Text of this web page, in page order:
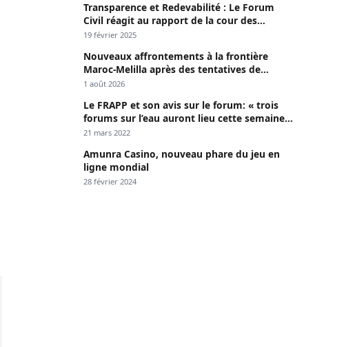
Transparence et Redevabilité : Le Forum
Civil réagit au rapport de la cour des
comptes
19 février 2025
Nouveaux affrontements à la frontière
Maroc-Melilla après des tentatives de
passage
1 août 2026
Le FRAPP et son avis sur le forum: « trois
forums sur l’eau auront lieu cette semaine à
Dakar »
21 mars 2022
Amunra Casino, nouveau phare du jeu en
ligne mondial
28 février 2024